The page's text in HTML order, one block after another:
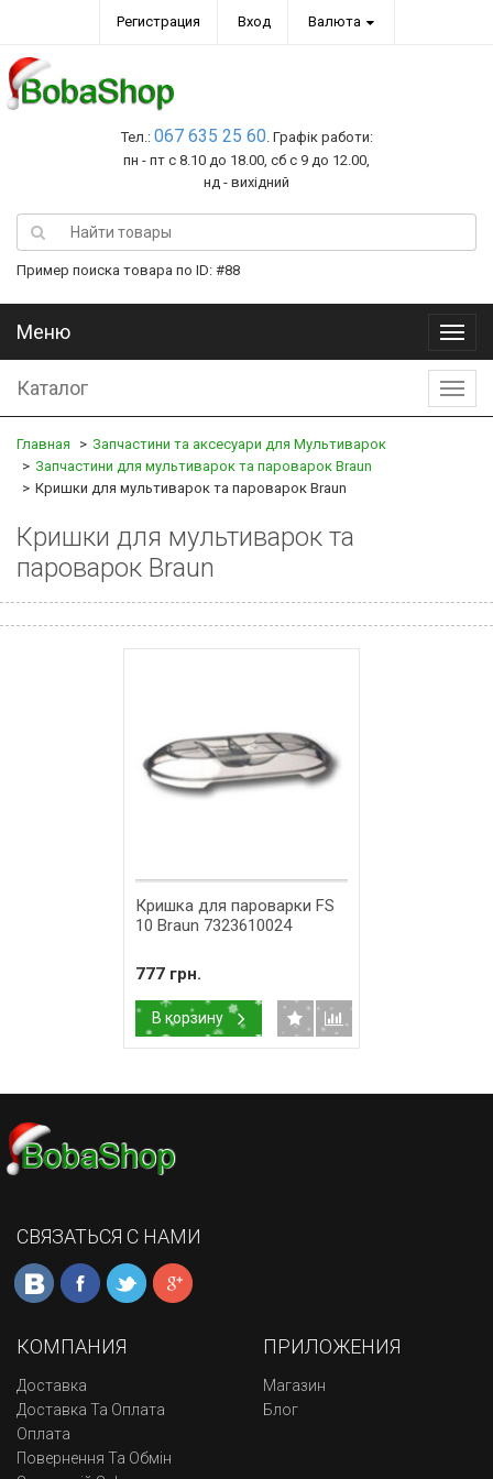
Регистрация Вход Валюта
Тел.: 067 635 25 60. Графік работи:
пн - пт с 8.10 до 18.00, сб с 9 до 12.00,
нд - вихідний
Пример поиска товара по ID: #88
Меню
Меню
Каталог
Главная
Запчастини та аксесуари для Мультиварок
Запчастини для мультиварок та пароварок Braun
Кришки для мультиварок та пароварок Braun
Кришки для мультиварок та
пароварок Braun
Кришка для пароварки FS
10 Braun 7323610024
777 грн.
В корзину
СВЯЗАТЬСЯ С НАМИ
КОМПАНИЯ
Доставка
Доставка Та Оплата
Оплата
Повернення Та Обмін
ПРИЛОЖЕНИЯ
Магазин
Блог